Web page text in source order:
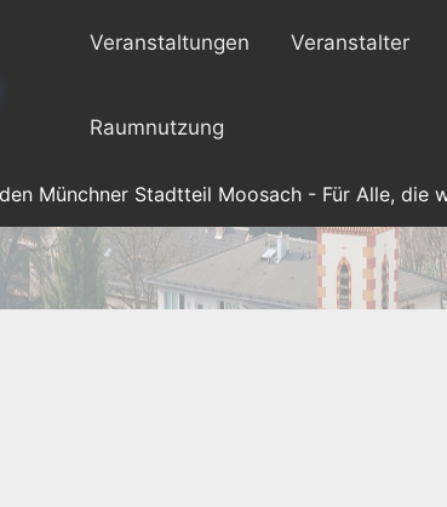
Veranstaltungen Veranstalter
Raumnutzung
Münchner Stadtteil Moosach - Für Alle, die